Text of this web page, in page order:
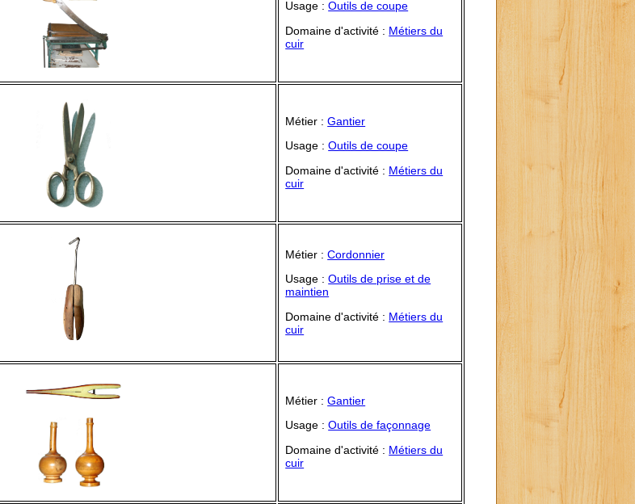
Usage :Outils de coupe
Domaine d'activité : Métiers du
cuir
Métier :Gantier
Usage :Outils de coupe
Domaine d'activité : Métiers du
cuir
Métier :Cordonnier
Usage :Outils de prise et de
maintien
Domaine d'activité : Métiers du
cuir
Métier :Gantier
Usage :Outils de façonnage
Domaine d'activité : Métiers du
cuir